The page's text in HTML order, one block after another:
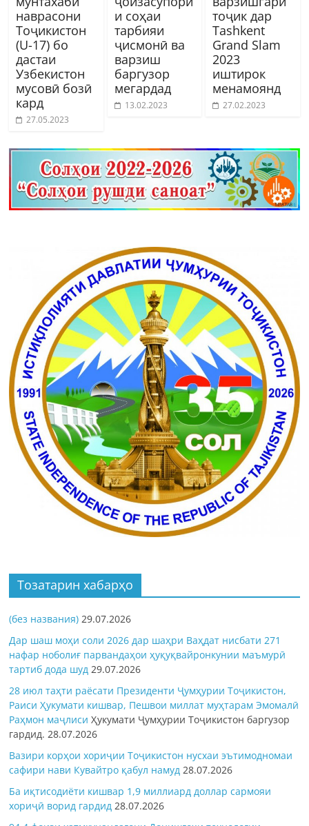
наврасони
Тоҷикистон
(U-17) бо
дастаи
Узбекистон
мусовӣ бозӣ
кард
27.05.2023
и соҳаи
тарбияи
ҷисмонӣ ва
варзиш
баргузор
мегардад
13.02.2023
тоҷик дар
Tashkent
Grand Slam
2023
иштирок
менамоянд
27.02.2023
Тозатарин хабарҳо
(без названия) 29.07.2026
Дар шаш моҳи соли 2026 дар шаҳри Ваҳдат нисбати 271
нафар ноболиғ парвандаҳои ҳуқуқвайронкунии маъмурӣ
тартиб дода шуд 29.07.2026
28 июл таҳти раёсати Президенти Ҷумҳурии Тоҷикистон,
Раиси Ҳукумати кишвар, Пешвои миллат муҳтарам Эмомалӣ
Раҳмон маҷлисиҲукумати Ҷумҳурии Тоҷикистон баргузор
гардид.28.07.2026
Вазири корҳои хориҷии Тоҷикистон нусхаи эътимодномаи
сафири нави Кувайтро қабул намуд 28.07.2026
Ба иқтисодиёти кишвар 1,9 миллиард доллар сармояи
хориҷӣ ворид гардид 28.07.2026